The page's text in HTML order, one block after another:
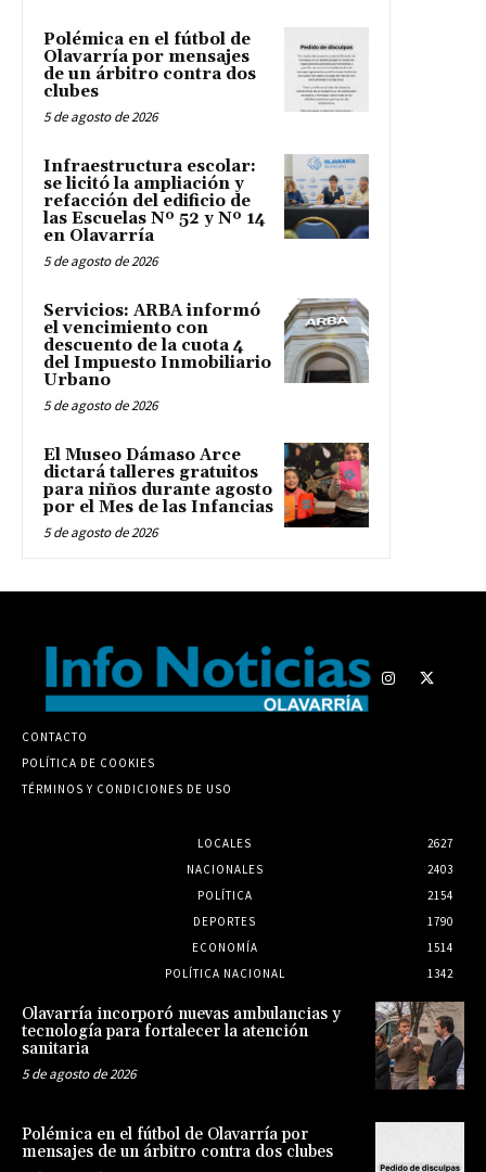
Polémica en el fútbol de
Olavarría por mensajes
de un árbitro contra dos
clubes
5 de agosto de 2026
Infraestructura escolar:
se licitó la ampliación y
refacción del edificio de
las Escuelas Nº 52 y Nº 14
en Olavarría
5 de agosto de 2026
Servicios: ARBA informó
el vencimiento con
descuento de la cuota 4
del Impuesto Inmobiliario
Urbano
5 de agosto de 2026
El Museo Dámaso Arce
dictará talleres gratuitos
para niños durante agosto
por el Mes de las Infancias
5 de agosto de 2026
CONTACTO
POLÍTICA DE COOKIES
TÉRMINOS Y CONDICIONES DE USO
LOCALES
2627
NACIONALES
2403
POLÍTICA
2154
DEPORTES
1790
ECONOMÍA
1514
POLÍTICA NACIONAL
1342
Olavarría incorporó nuevas ambulancias y
tecnología para fortalecer la atención
sanitaria
5 de agosto de 2026
Polémica en el fútbol de Olavarría por
mensajes de un árbitro contra dos clubes